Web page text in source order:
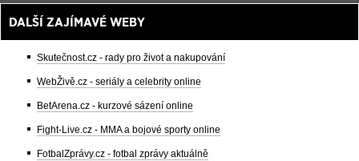
DALŠÍ ZAJÍMAVÉ WEBY
Skutečnost.cz - rady pro život a nakupování
WebŽivě.cz - seriály a celebrity online
BetArena.cz - kurzové sázení online
Fight-Live.cz - MMA a bojové sporty online
FotbalZprávy.cz - fotbal zprávy aktuálně